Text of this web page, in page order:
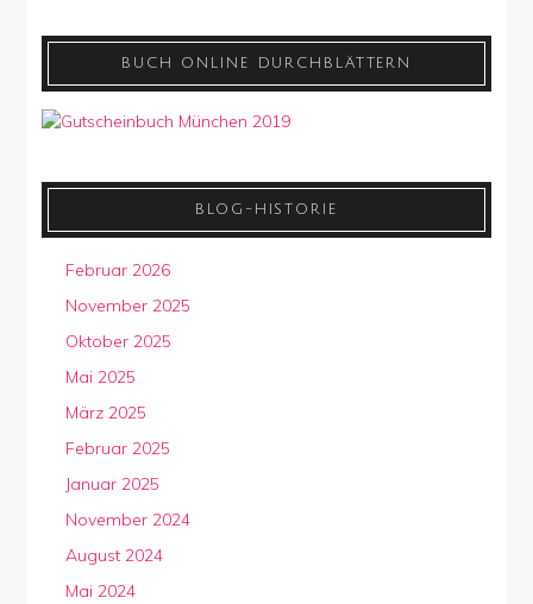
BUCH ONLINE DURCHBLÄTTERN
BLOG-HISTORIE
Februar 2026
November 2025
Oktober 2025
Mai 2025
März 2025
Februar 2025
Januar 2025
November 2024
August 2024
Mai 2024